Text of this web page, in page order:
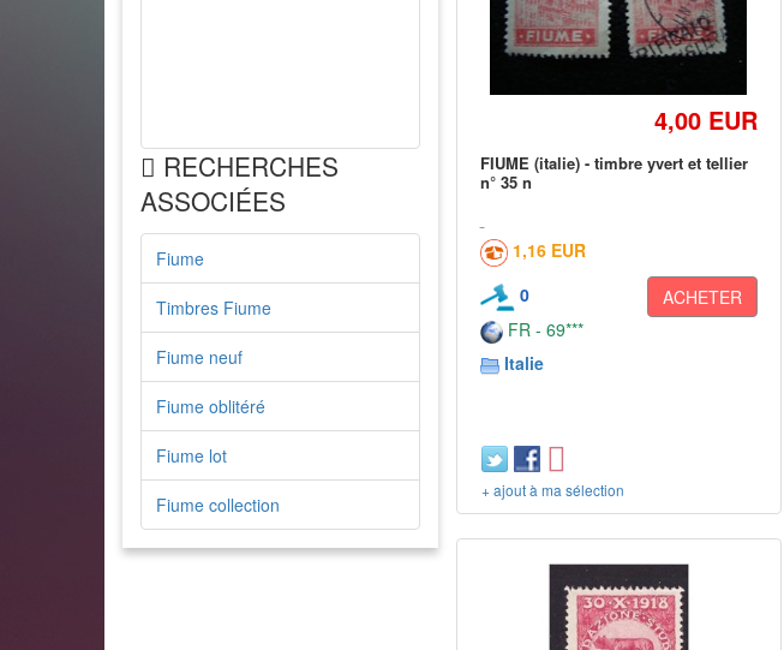
RECHERCHES
ASSOCIÉES
Fiume
Timbres Fiume
Fiume neuf
Fiume oblitéré
Fiume lot
Fiume collection
4,00 EUR
FIUME (italie) - timbre yvert et tellier
n° 35 n
1,16 EUR
0
ACHETER
FR - 69***
Italie
+ ajout à ma sélection